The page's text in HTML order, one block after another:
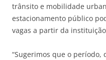
trânsito e mobilidade
estacionamento público
vagas a partir da
“Sugerimos que o período,